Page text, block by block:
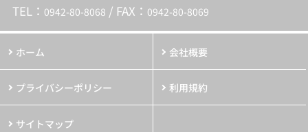
TEL： 0942-80-8068 / FAX： 0942-80-8069
ホーム 会社概要
プライバシーポリシー 利用規約
サイトマップ